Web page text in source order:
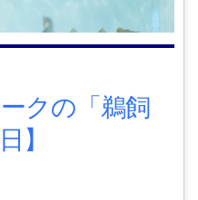
クの「鵜飼
】